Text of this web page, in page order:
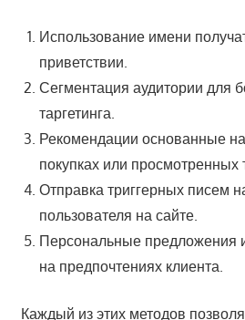
Использование имени
приветствии.
Сегментация аудитории для
таргетинга.
Рекомендации основанные
покупках или просмотренных
Отправка триггерных писем
пользователя на сайте.
Персональные предложения
на предпочтениях клиента.
Каждый из этих методов